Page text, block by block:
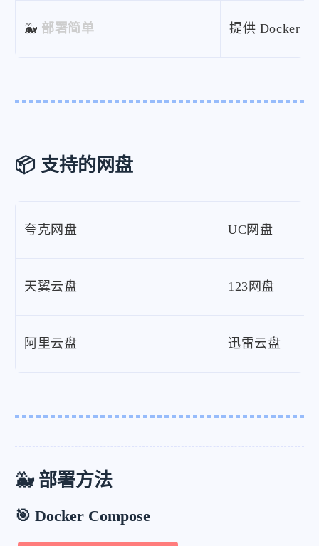
🐳 部署简单 提供 Docker
📦 支持的网盘
夸克网盘 UC网盘
天翼云盘 123网盘
阿里云盘 迅雷云盘
🐳 部署方法
🎯 Docker Compose